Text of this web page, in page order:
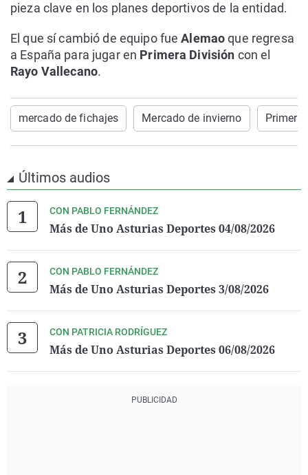
pieza clave en los planes deportivos de la entidad.
El que sí cambió de equipo fueAlemaoque regresa
a España para jugar en Primera División con el
Rayo Vallecano.
mercado de fichajes Mercado de invierno Primera
Últimos audios
CON PABLO FERNÁNDEZ
Más de Uno Asturias Deportes 04/08/2026
CON PABLO FERNÁNDEZ
Más de Uno Asturias Deportes 3/08/2026
CON PATRICIA RODRÍGUEZ
Más de Uno Asturias Deportes 06/08/2026